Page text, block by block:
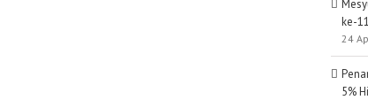
ke-
24
5%